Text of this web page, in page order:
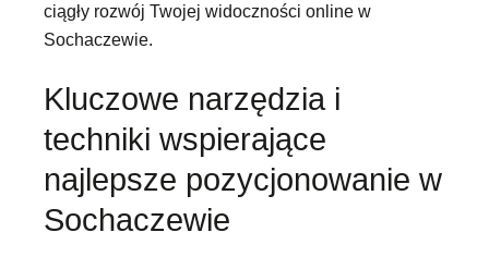
ciągły rozwój Twojej widoczności online w
Sochaczewie.
Kluczowe narzędzia i
techniki wspierające
najlepsze pozycjonowanie w
Sochaczewie